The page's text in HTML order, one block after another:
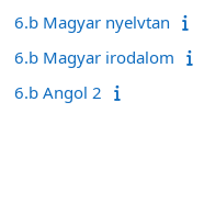
6.b Magyar nyelvtan
6.b Magyar irodalom
6.b Angol 2